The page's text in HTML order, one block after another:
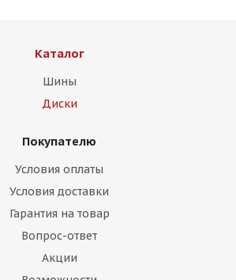
Каталог
Шины
Диски
Покупателю
Условия оплаты
Условия доставки
Гарантия на товар
Вопрос-ответ
Акции